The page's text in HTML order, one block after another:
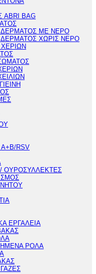
ABRI BAG
ΔΕΡΜΑΤΟΣ ΜΕ ΝΕΡΟ
ΧΩΡΙΣ ΝΕΡΟ
RSV
ΟΥΡΟΣΥΛΛΕΚΤΕΣ
ΕΡΓΑΛΕΙΑ
ΡΟΛΑ